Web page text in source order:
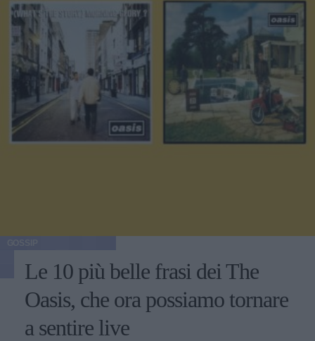
Le 10 più belle frasi dei The
Oasis, che ora possiamo tornare
a sentire live